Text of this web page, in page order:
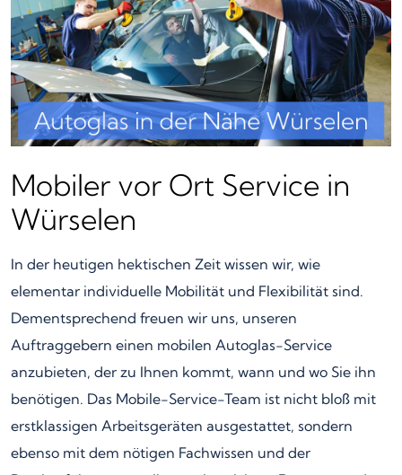
Mobiler vor Ort Service in
Würselen
In der heutigen hektischen Zeit wissen wir, wie
elementar individuelle Mobilität und Flexibilität sind.
Dementsprechend freuen wir uns, unseren
Auftraggebern einen mobilen Autoglas-Service
anzubieten, der zu Ihnen kommt, wann und wo Sie ihn
benötigen. Das Mobile-Service-Team ist nicht bloß mit
erstklassigen Arbeitsgeräten ausgestattet, sondern
ebenso mit dem nötigen Fachwissen und der